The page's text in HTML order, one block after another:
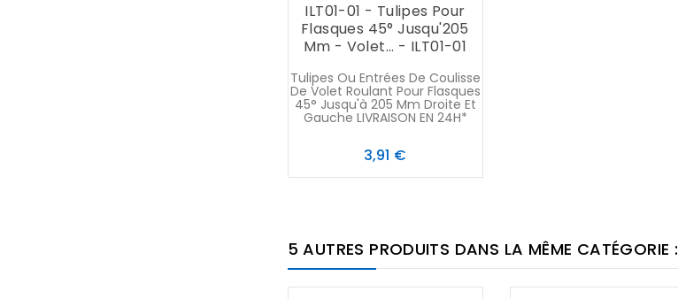
ILT01-01 - Tulipes Pour
Flasques 45° Jusqu'205
Mm - Volet... - ILT01-01
Tulipes Ou Entrées De Coulisse
De Volet Roulant Pour Flasques
45° Jusqu'à 205 Mm Droite Et
Gauche LIVRAISON EN 24H*
3,91 €
5 AUTRES PRODUITS DANS LA MÊME CATÉGORIE :